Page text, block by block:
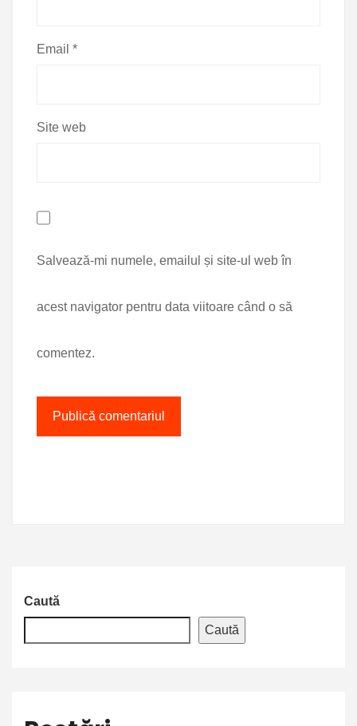
Email *
Site web
Salvează-mi numele, emailul și site-ul web în
acest navigator pentru data viitoare când o să
comentez.
Caută
Caută